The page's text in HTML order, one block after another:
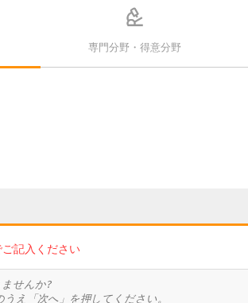
専門分野・得意分野
記入ください